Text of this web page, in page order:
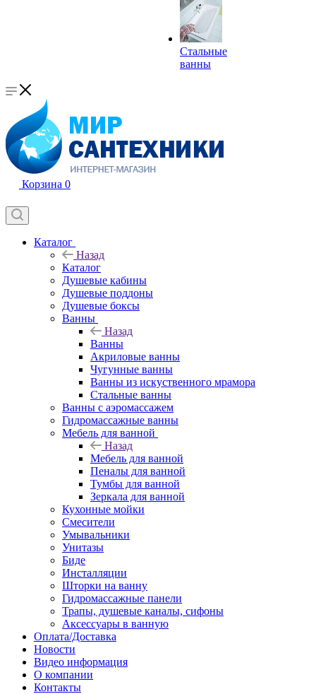
Стальные
ванны
Корзина 0
Каталог
Назад
Каталог
Душевые кабины
Душевые поддоны
Душевые боксы
Ванны
Назад
Ванны
Акриловые ванны
Чугунные ванны
Ванны из искуственного мрамора
Стальные ванны
Ванны с аэромассажем
Гидромассажные ванны
Мебель для ванной
Назад
Мебель для ванной
Пеналы для ванной
Тумбы для ванной
Зеркала для ванной
Кухонные мойки
Смесители
Умывальники
Унитазы
Биде
Инсталляции
Шторки на ванну
Гидромассажные панели
Трапы, душевые каналы, сифоны
Аксессуары в ванную
Оплата/Доставка
Новости
Видео информация
О компании
Контакты